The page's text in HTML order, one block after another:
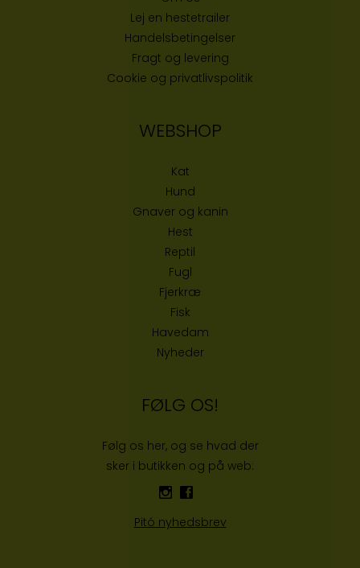
Lej en hestetrailer
Handelsbetingelser
Fragt og levering
Cookie og privatlivspolitik
WEBSHOP
Kat
Hund
Gnaver og kanin
Hest
Reptil
Fugl
Fjerkræ
Fisk
Havedam
Nyheder
FØLG OS!
Følg os her, og se hvad der
sker i butikken og på web:
Pitó nyhedsbrev